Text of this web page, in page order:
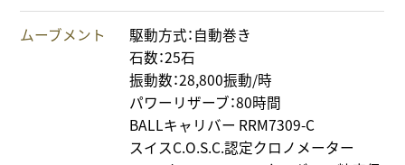
ムーブメント
駆動方式：自動巻き
石数：25石
振動数：28,800振動/時
パワーリザーブ：80時間
BALLキャリバー RRM7309-C
スイスC.O.S.C.認定クロノメーター